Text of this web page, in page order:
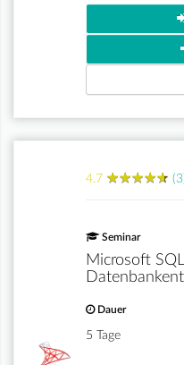
4.7 ★★★★★
★★★★★
Seminar
Microsoft
Dauer
5 Tage